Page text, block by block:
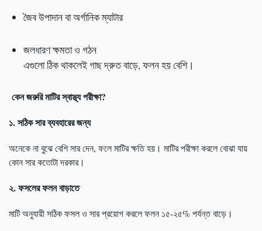
জৈব উপাদান বা অর্গানিক ম্যাটার
জলধারণ ক্ষমতা ও গঠন
এগুলো ঠিক থাকলেই গাছ দ্রুত বাড়ে, ফলন হয় বেশি।
কেন জরুরি মাটির স্বাস্থ্য পরীক্ষা?
১.সঠিক সার ব্যবহারের জন্য
অনেকে না বুঝে বেশি সার দেন, ফলে মাটির ক্ষতি হয়। মাটির পরীক্ষা করলে বোঝা যায়
কোন সার কতোটা দরকার।
২.ফসলের ফলন বাড়াতে
মাটি অনুযায়ী সঠিক ফসল ও সার প্রয়োগ করলে ফলন ১৫-২৫% পর্যন্ত বাড়ে।